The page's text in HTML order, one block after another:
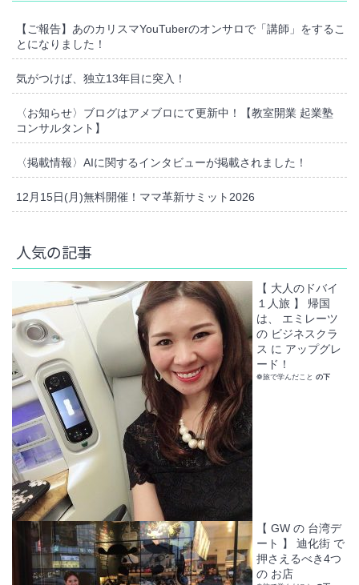
【ご報告】あのカリスマYouTuberのオンサロで「講師」をするこ
とになりました！
気がつけば、独立13年目に突入！
〈お知らせ〉ブログはアメブロにて更新中！【教室開業 起業塾
コンサルタント】
〈掲載情報〉AIに関するインタビューが掲載されました！
12月15日(月)無料開催！ママ革新サミット2026
人気の記事
【 大人のドバイ
１人旅 】 帰国
は、 エミレーツ
の ビジネスクラ
ス に アップグレ
ード！
❁旅で学んだこと の下
【 GW の 台湾デ
ート 】 迪化街 で
押さえるべき4つ
の お店